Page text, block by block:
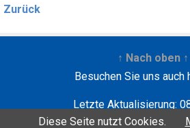
Zurück
↑ Nach oben ↑
Besuchen Sie uns auch
Letzte Aktualisierung:
Entwickelt mit
|
Diese Seite nutzt Cookies.